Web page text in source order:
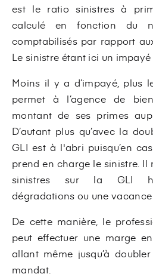
est le ratio sinistres à
calculé en fonction du
comptabilisés par rapport
Le sinistre étant ici un impayé
Moins il y a d’impayé, plus
permet à l’agence de
montant de ses primes
D’autant plus qu’avec la
GLI est à l'abri puisqu’en
prend en charge le sinistre. Il
sinistres sur la GLI
dégradations ou une
De cette manière, le
peut effectuer une marge
allant même jusqu’à
mandat.